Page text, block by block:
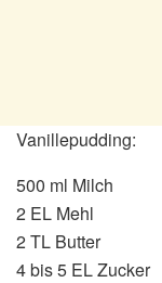
Vanillepudding:
500 ml Milch
2 EL Mehl
2 TL Butter
4 bis 5 EL Zucker